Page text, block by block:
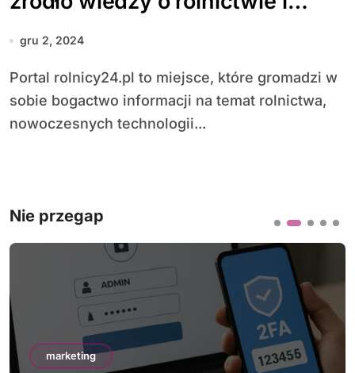
nowoczesnych technologiach
gru 2, 2024
Portal rolnicy24.pl to miejsce, które gromadzi w
sobie bogactwo informacji na temat rolnictwa,
nowoczesnych technologii...
Nie przegap
marketing